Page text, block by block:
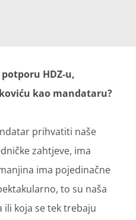
HDZ-u,
kao mandataru?
prihvatiti naše
zahtjeve, ima
ima pojedinačne
to su naša
ili koja se tek trebaju